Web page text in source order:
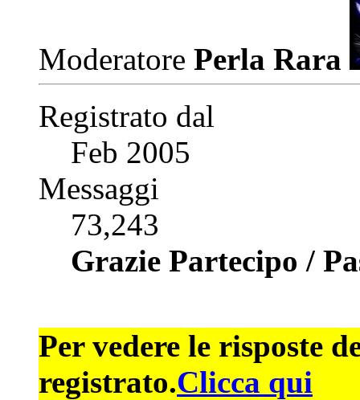
Moderatore Perla Rara
Registrato dal
Feb 2005
Messaggi
73,243
Grazie Partecipo /
Per vedere le risposte
registrato.Clicca qui